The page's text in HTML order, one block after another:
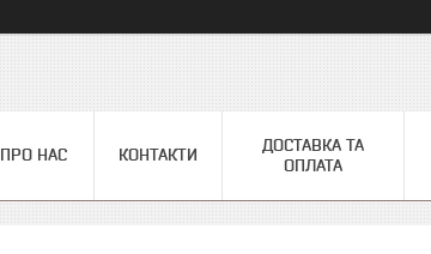
ПРО НАС КОНТАКТИ
ДОСТАВКА ТА
ОПЛАТА